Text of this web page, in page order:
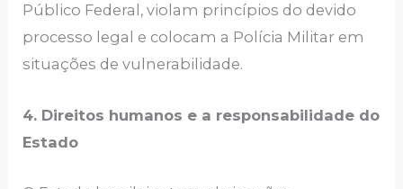
Público Federal, violam princípios do devido
processo legal e colocam a Polícia Militar em
situações de vulnerabilidade.
4. Direitos humanos e a responsabilidade do
Estado